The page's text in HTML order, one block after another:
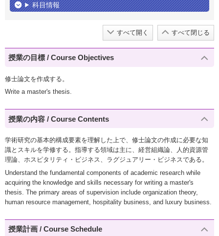
科目情報
すべて開く すべて閉じる
授業の目標 / Course Objectives
修士論文を作成する。
Write a master's thesis.
授業の内容 / Course Contents
学術研究の基本的構成要素を理解した上で、修士論文の作成に必要な知
識とスキルを学修する。指導する領域は主に、経営組織論、人的資源管
理論、ホスピタリティ・ビジネス、ラグジュアリー・ビジネスである。
Understand the fundamental components of academic research while
acquiring the knowledge and skills necessary for writing a master's
thesis. The primary areas of supervision include organization theory,
human resource management, hospitality business, and luxury business.
授業計画 / Course Schedule